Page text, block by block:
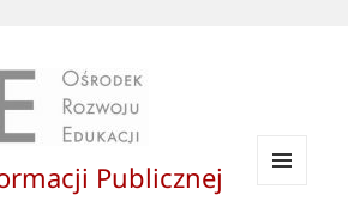
Publicznej